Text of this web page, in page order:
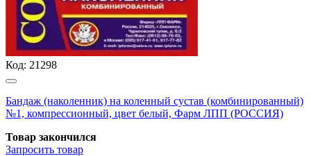
Код: 21298
Бандаж (наколенник) на коленный сустав (комбинированный)
№1, компрессионный, цвет белый, Фарм ЛПП (РОССИЯ)
Товар закончился
Запросить товар